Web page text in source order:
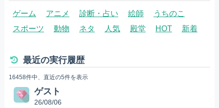
ゲーム アニメ 診断・占い 絵師
うちのこ
スポーツ
動物 ネタ 人気 殿堂 HOT 新着
最近の実行履歴
16458件中、直近の5件を表示
ゲスト
26/08/06